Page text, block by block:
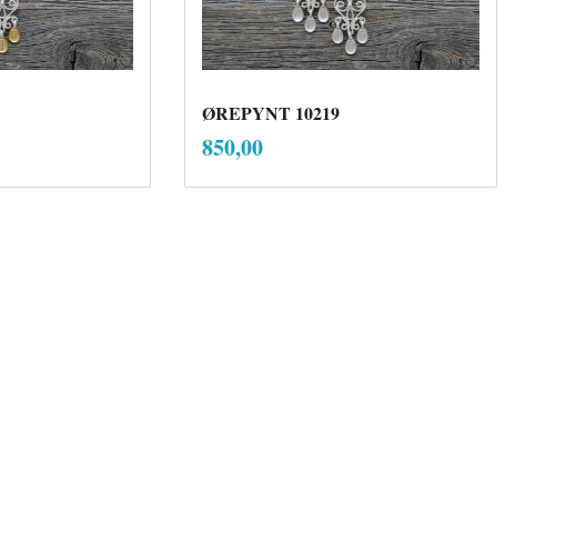
ØREPYNT 10219
Pris
850,00mva.